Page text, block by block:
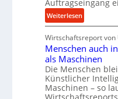
n
e
b
u
n
d
H
y
d
r
e
u
n
d
l
a
n
g
l
Auftragseingang
Weiterlesen:
K
r
o
n
e
s
s
Wirtschaftsreport
Menschen auch
als Maschinen
Die Menschen
Künstlicher
Maschinen – so